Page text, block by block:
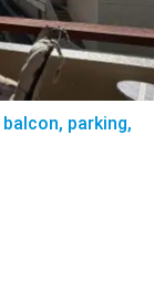
parking,